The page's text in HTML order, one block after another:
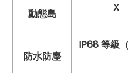
動態島 X
防水防塵
IP68 等級